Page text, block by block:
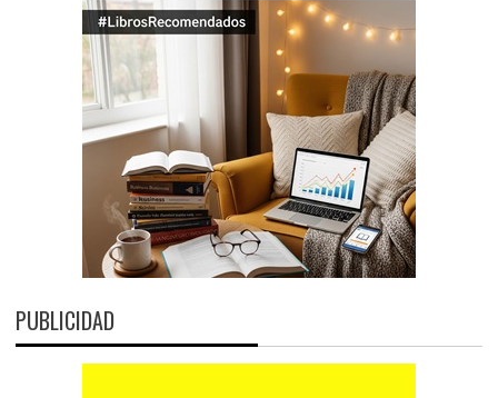
PUBLICIDAD